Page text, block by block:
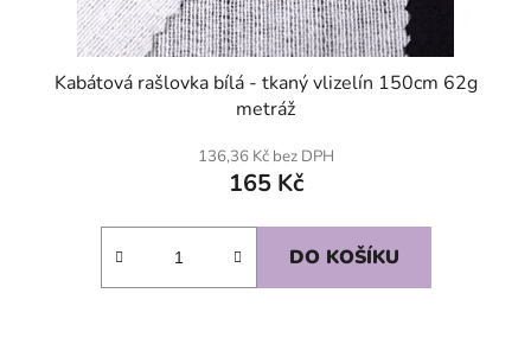
Kabátová rašlovka bílá - tkaný vlizelín 150cm 62g
metráž
136,36 Kč bez DPH
165 Kč
DO KOŠÍKU